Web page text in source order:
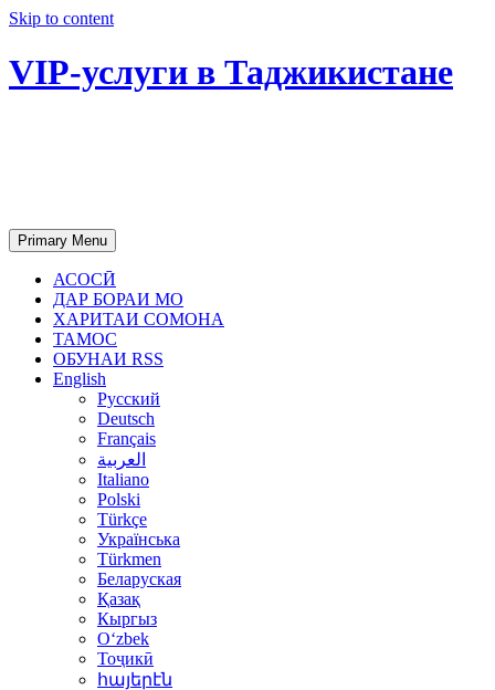
Skip to content
VIP-услуги в Таджикистане
Primary Menu
АСОСӢ
ДАР БОРАИ МО
ХАРИТАИ СОМОНА
ТАМОС
ОБУНАИ RSS
English
Русский
Deutsch
Français
العربية
Italiano
Polski
Türkçe
Українська
Türkmen
Беларуская
Қазақ
Кыргыз
Oʻzbek
Тоҷикӣ
հայերէն